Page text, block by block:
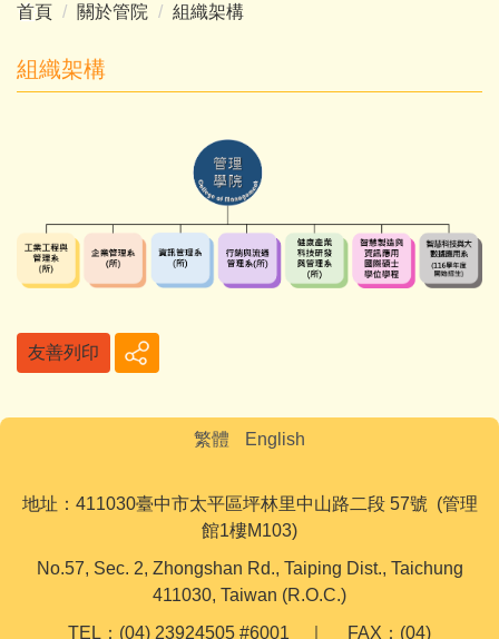
首頁 關於管院 組織架構
組織架構
友善列印
繁體 English
地址：411030臺中市太平區坪林里中山路二段 57號 (管理
館1樓M103)
No.57, Sec. 2, Zhongshan Rd., Taiping Dist., Taichung
411030, Taiwan (R.O.C.)
TEL：(04) 23924505 #6001 ｜ FAX：(04)